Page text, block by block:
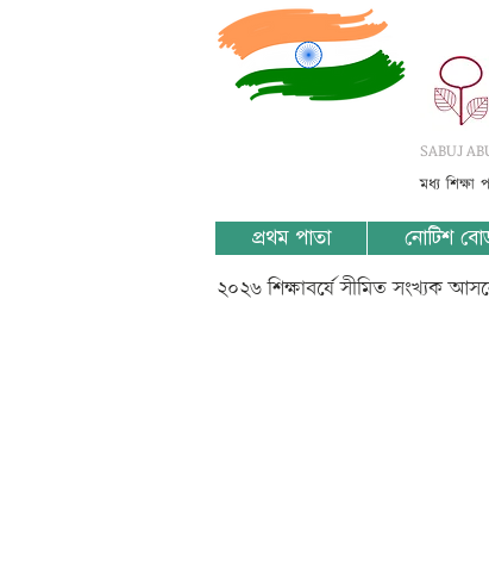
SABUJ
মধ্য শিক্ষা
প্রথম পাতা নোটিশ
২০২৬ শিক্ষাবর্ষে সীমিত সংখ্যক